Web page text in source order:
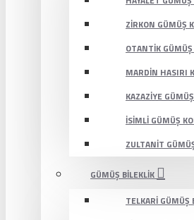
ZIRKON GÜMÜŞ
OTANTIK GÜMÜŞ
MARDIN HASIRI
KAZAZIYE
İSIMLI GÜMÜŞ
ZULTANIT
GÜMÜŞ BILEKLIK
TELKARI GÜMÜŞ